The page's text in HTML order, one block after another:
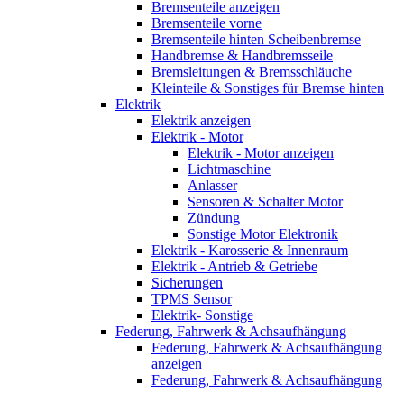
Bremsenteile anzeigen
Bremsenteile vorne
Bremsenteile hinten Scheibenbremse
Handbremse & Handbremsseile
Bremsleitungen & Bremsschläuche
Kleinteile & Sonstiges für Bremse hinten
Elektrik
Elektrik anzeigen
Elektrik - Motor
Elektrik - Motor anzeigen
Lichtmaschine
Anlasser
Sensoren & Schalter Motor
Zündung
Sonstige Motor Elektronik
Elektrik - Karosserie & Innenraum
Elektrik - Antrieb & Getriebe
Sicherungen
TPMS Sensor
Elektrik- Sonstige
Federung, Fahrwerk & Achsaufhängung
Federung, Fahrwerk & Achsaufhängung
anzeigen
Federung, Fahrwerk & Achsaufhängung